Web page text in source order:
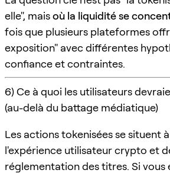
elle", maisoù la liquidité se
fois que plusieurs plateformes
exposition" avec différentes
confiance et contraintes.
6) Ce à quoi les utilisateurs
(au-delà du battage médiatique)
Les actions tokenisées se situent
l'expérience utilisateur crypto et
réglementation des titres. Si vous